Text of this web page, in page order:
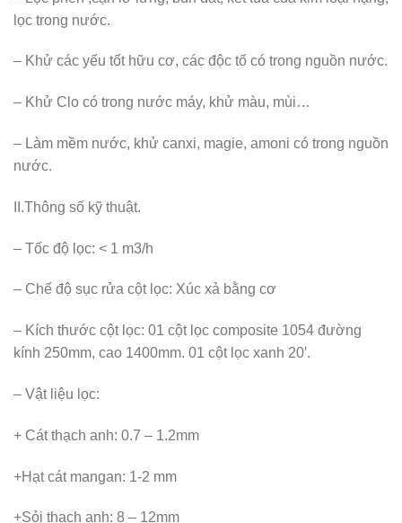
lọc trong nước.
– Khử các yếu tốt hữu cơ, các độc tố có trong nguồn nước.
– Khử Clo có trong nước máy, khử màu, mùi…
– Làm mềm nước, khử canxi, magie, amoni có trong nguồn
nước.
II.Thông số kỹ thuật.
– Tốc độ lọc: < 1 m3/h
– Chế độ sục rửa cột lọc: Xúc xả bằng cơ
– Kích thước cột lọc: 01 cột lọc composite 1054 đường
kính 250mm, cao 1400mm. 01 cột lọc xanh 20′.
– Vật liệu lọc:
+ Cát thạch anh: 0.7 – 1.2mm
+Hạt cát mangan: 1-2 mm
+Sỏi thạch anh: 8 – 12mm